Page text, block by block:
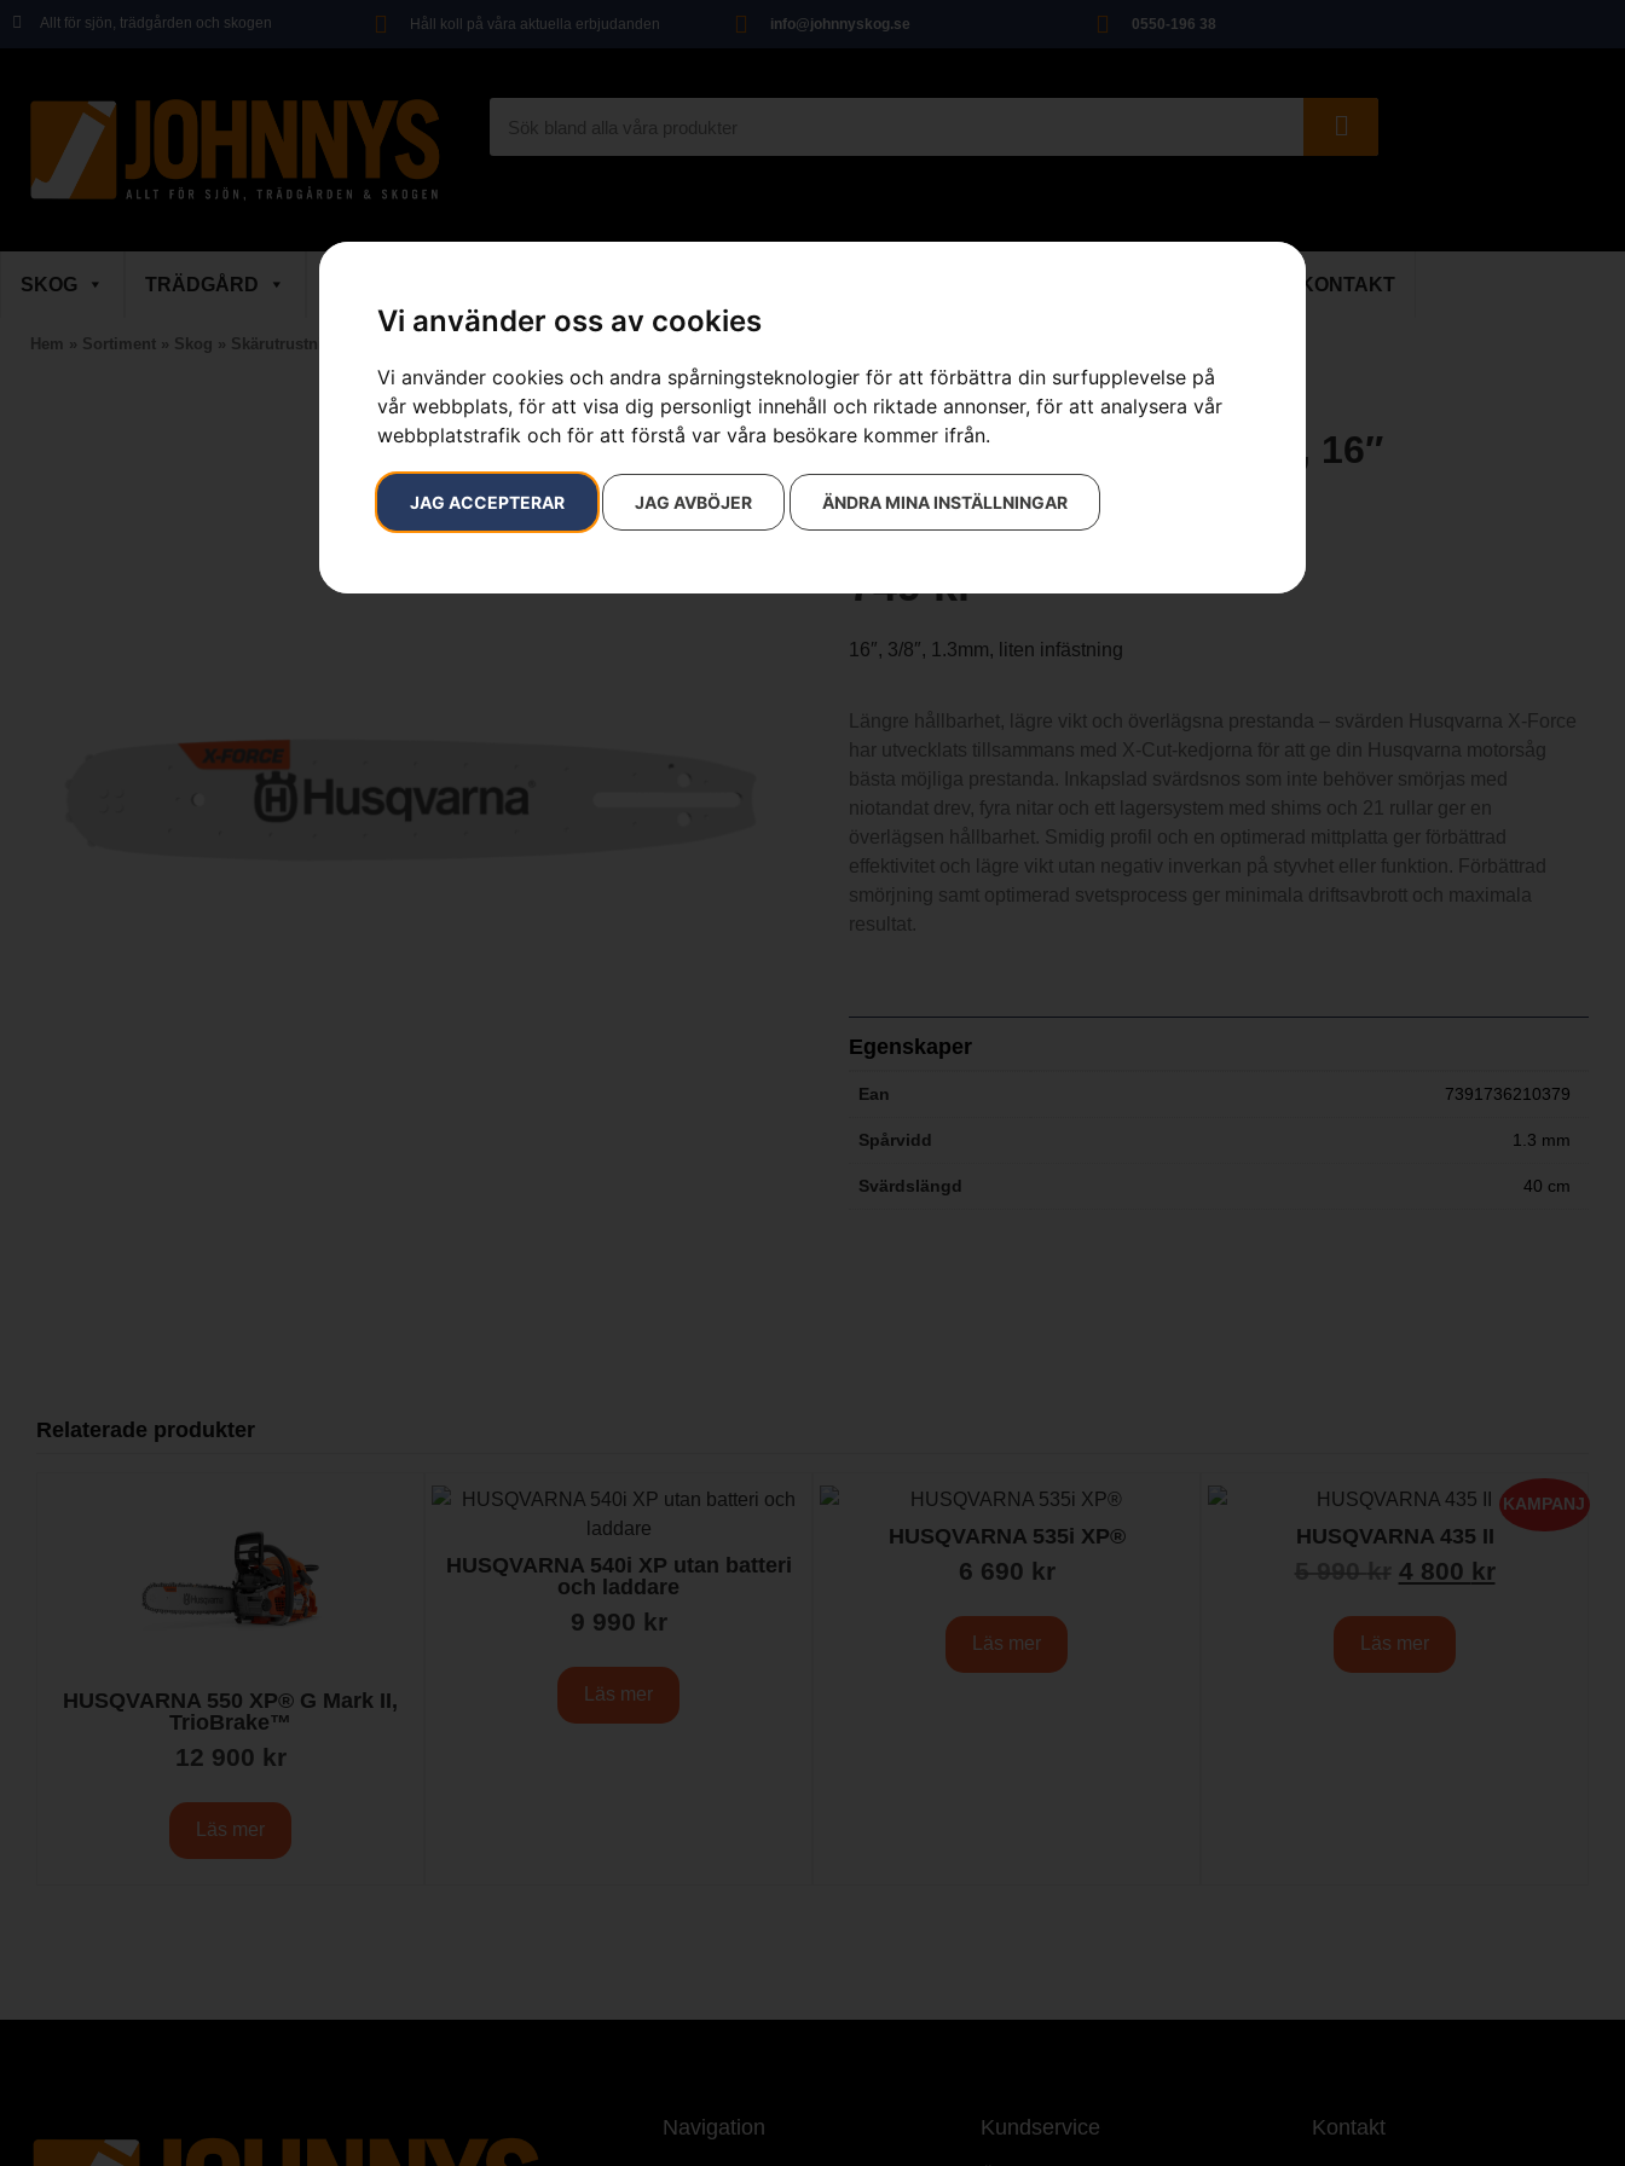
Vi använder oss av cookies
Vi använder cookies och andra spårningsteknologier för att förbättra din surfupplevelse på
vår webbplats, för att visa dig personligt innehåll och riktade annonser, för att analysera vår
webbplatstrafik och för att förstå var våra besökare kommer ifrån.
JAG ACCEPTERAR JAG AVBÖJER ÄNDRA MINA INSTÄLLNINGAR
Allt för sjön, trädgården och skogen Håll koll på våra aktuella erbjudanden info@johnnyskog.se 0550-196 38
SKOG TRÄDGÅRD KONTAKT
Hem » Sortiment » Skog » Skärutrustning
Svärd 3/8″ MINI, X-Force, 16″
Artikelnummer: 582207656
Kategorier:
Motorsågssvärd
749kr
16″, 3/8″, 1.3mm, liten infästning
Längre hållbarhet, lägre vikt och överlägsna prestanda – svärden Husqvarna X-Force
har utvecklats tillsammans med X-Cut-kedjorna för att ge din Husqvarna motorsåg
bästa möjliga prestanda. Inkapslad svärdsnos som inte behöver smörjas med
niotandat drev, fyra nitar och ett lagersystem med shims och 21 rullar ger en
överlägsen hållbarhet. Smidig profil och en optimerad mittplatta ger förbättrad
effektivitet och lägre vikt utan negativ inverkan på styvhet eller funktion. Förbättrad
smörjning samt optimerad svetsprocess ger minimala driftsavbrott och maximala
resultat.
Egenskaper
Ean 7391736210379
Spårvidd 1.3 mm
Svärdslängd 40 cm
Relaterade produkter
HUSQVARNA 550 XP® G Mark II,
TrioBrake™
12 900 kr
Läs mer
HUSQVARNA 540i XP utan batteri
och laddare
9 990 kr
Läs mer
HUSQVARNA 535i XP®
6 690 kr
Läs mer
KAMPANJ
HUSQVARNA 435 II
5 990 kr 4 800 kr
Läs mer
Navigation Kundservice Kontakt